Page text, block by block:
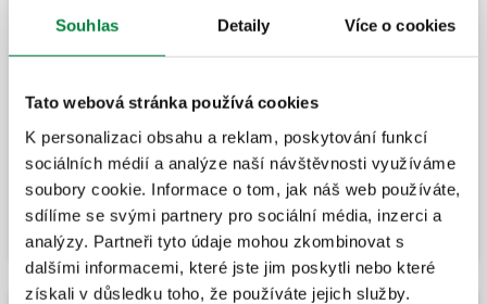
Souhlas Detaily Více o cookies
Tato webová stránka používá cookies
K personalizaci obsahu a reklam, poskytování funkcí
sociálních médií a analýze naší návštěvnosti využíváme
soubory cookie. Informace o tom, jak náš web používáte,
sdílíme se svými partnery pro sociální média, inzerci a
analýzy. Partneři tyto údaje mohou zkombinovat s
dalšími informacemi, které jste jim poskytli nebo které
získali v důsledku toho, že používáte jejich služby.
odvzdušňovače série 551.
DISCAL, Odvzdušňovač. Nastavitelný pro
horizontální a vertikální potrubí.
Rozbalit